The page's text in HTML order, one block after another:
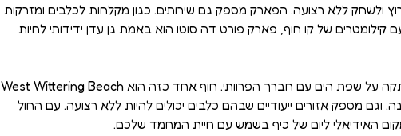
ולשחק ללא רצועה. הפארק מספק גם שירותים. כגון מקלחות לכלבים ומזרקות
של קו חוף, פארק פורט דה סוטו הוא באמת גן עדן ידידותי לחיות
בריטניה מציעה חופים ידידותיים לחיות מחמד, המושלמים להרפתקה על שפת הים עם חברך הפרוותי. חוף אחד כזה הוא West Wittering Beach
מספק אזורים ייעודיים שבהם כלבים יכולים להיות ללא רצועה. עם החול